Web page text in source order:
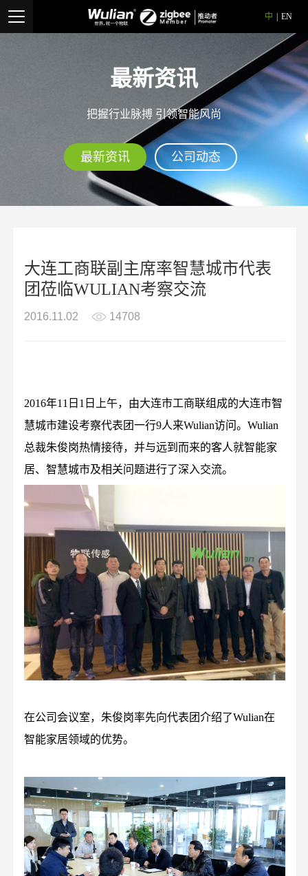
中 EN
最新资讯
把握行业脉搏 引领智能风尚
最新资讯 公司动态
大连工商联副主席率智慧城市代表
团莅临WULIAN考察交流
2016.11.02 14708
2016年11日1日上午，由大连市工商联组成的大连市智
慧城市建设考察代表团一行9人来Wulian访问。Wulian
总裁朱俊岗热情接待，并与远到而来的客人就智能家
居、智慧城市及相关问题进行了深入交流。
在公司会议室，朱俊岗率先向代表团介绍了Wulian在
智能家居领域的优势。